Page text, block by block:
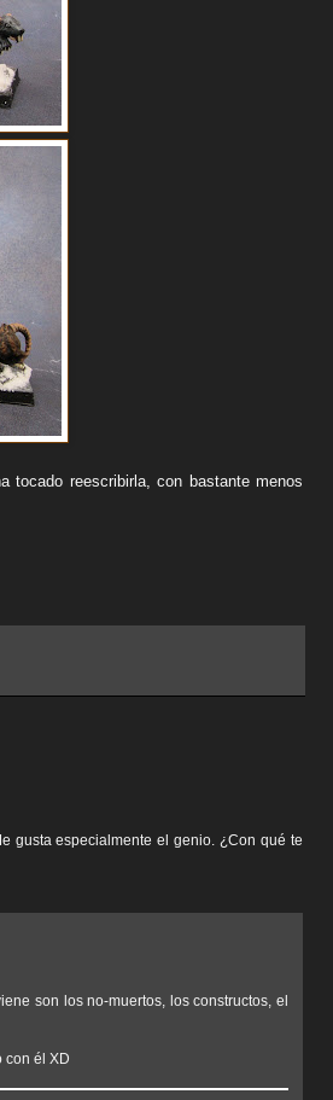
tocado reescribirla, con bastante menos
gusta especialmente el genio. ¿Con qué te
son los no-muertos, los constructos, el
con él XD